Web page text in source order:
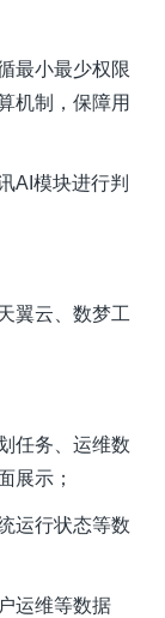
最小最少权限
机制，保障用
AI 模块进行判
翼云、数梦工
任务、运维数
展示；
运行状态等数
运维等数据